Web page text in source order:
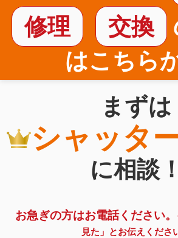
修理
交換
はこちら
まずは
シャッタ
に相談！
お急ぎの方はお電話ください。
見た」とお伝えくださ